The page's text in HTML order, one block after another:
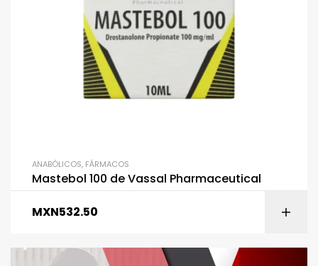
ANABÓLICOS, FÁRMACOS
Mastebol 100 de Vassal Pharmaceutical
MXN532.50